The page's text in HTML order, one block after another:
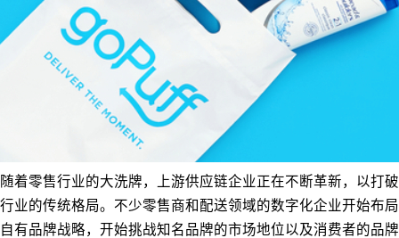
随着零售行业的大洗牌，上游供应链企业正在不断革新，以打破
行业的传统格局。不少零售商和配送领域的数字化企业开始布局
自有品牌战略，开始挑战知名品牌的市场地位以及消费者的品牌